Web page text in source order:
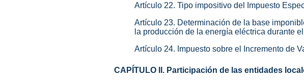
Artículo 22. Tipo impositivo del Impuesto
Artículo 23. Determinación de la base
la producción de la energía eléctrica durante
Artículo 24. Impuesto sobre el Incremento de
CAPÍTULO II. Participación de las entidades